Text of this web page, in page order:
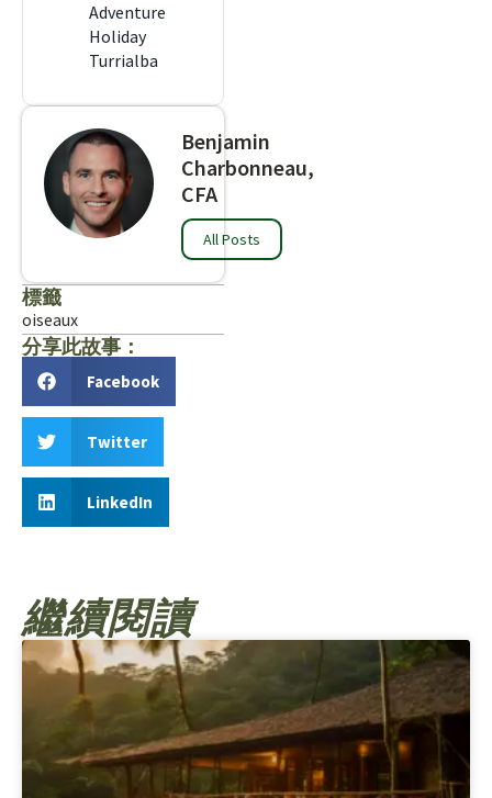
Adventure
Holiday
Turrialba
Benjamin
Charbonneau,
CFA
All Posts
標籤
oiseaux
分享此故事：
Facebook
Twitter
LinkedIn
繼續閱讀